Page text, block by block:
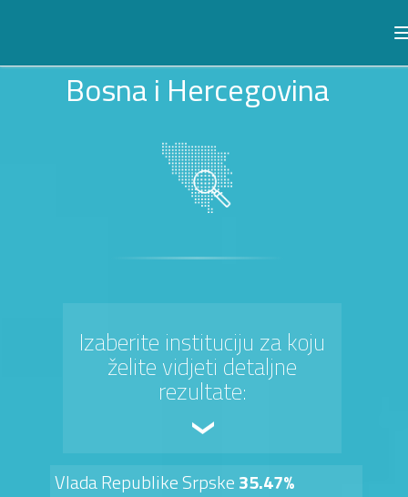
Bosna i Hercegovina
Izaberite instituciju za koju
želite vidjeti detaljne
rezultate:
Vlada Republike Srpske35.47%